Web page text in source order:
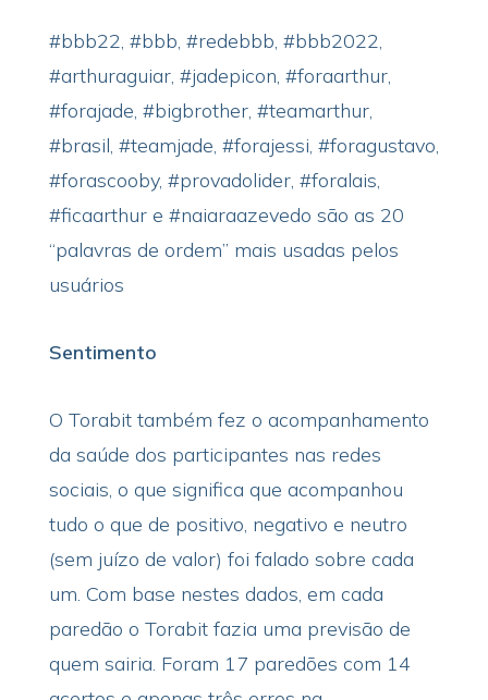
#bbb22, #bbb, #redebbb, #bbb2022,
#arthuraguiar, #jadepicon, #foraarthur,
#forajade, #bigbrother, #teamarthur,
#brasil, #teamjade, #forajessi, #foragustavo,
#forascooby, #provadolider, #foralais,
#ficaarthur e #naiaraazevedo são as 20
“palavras de ordem” mais usadas pelos
usuários
Sentimento
O Torabit também fez o acompanhamento
da saúde dos participantes nas redes
sociais, o que significa que acompanhou
tudo o que de positivo, negativo e neutro
(sem juízo de valor) foi falado sobre cada
um. Com base nestes dados, em cada
paredão o Torabit fazia uma previsão de
quem sairia. Foram 17 paredões com 14